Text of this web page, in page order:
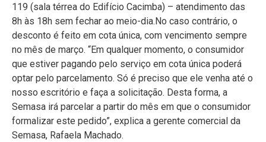
119 (sala térrea do Edifício Cacimba) – atendimento das
8h às 18h sem fechar ao meio-dia.No caso contrário, o
desconto é feito em cota única, com vencimento sempre
no mês de março. “Em qualquer momento, o consumidor
que estiver pagando pelo serviço em cota única poderá
optar pelo parcelamento. Só é preciso que ele venha até o
nosso escritório e faça a solicitação. Desta forma, a
Semasa irá parcelar a partir do mês em que o consumidor
formalizar este pedido”, explica a gerente comercial da
Semasa, Rafaela Machado.